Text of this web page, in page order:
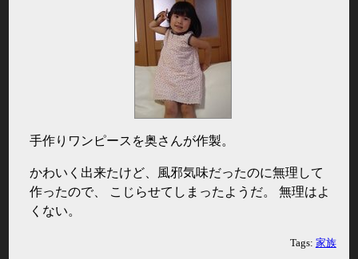
手作りワンピースを奥さんが作製。
かわいく出来たけど、風邪気味だったのに無理して
作ったので、 こじらせてしまったようだ。 無理はよ
くない。
Tags: 家族